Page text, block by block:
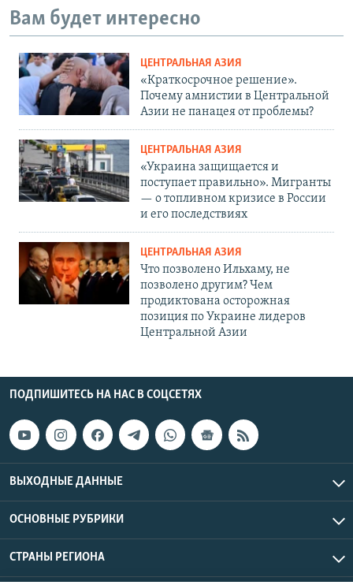
Вам будет интересно
ЦЕНТРАЛЬНАЯ АЗИЯ
«Краткосрочное решение».
Почему амнистии в Центральной
Азии не панацея от проблемы?
ЦЕНТРАЛЬНАЯ АЗИЯ
«Украина защищается и
поступает правильно». Мигранты
— о топливном кризисе в России
и его последствиях
ЦЕНТРАЛЬНАЯ АЗИЯ
Что позволено Ильхаму, не
позволено другим? Чем
продиктована осторожная
позиция по Украине лидеров
Центральной Азии
ПОДПИШИТЕСЬ НА НАС В СОЦСЕТЯХ
ВЫХОДНЫЕ ДАННЫЕ
ОСНОВНЫЕ РУБРИКИ
СТРАНЫ РЕГИОНА